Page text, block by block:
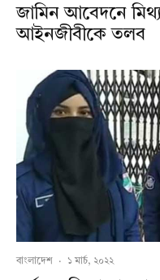
জামিন আবেদনে
আইনজীবীকে তলব
বাংলাদেশ · ১ মার্চ, ২০২২